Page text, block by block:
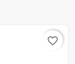
favorite_border